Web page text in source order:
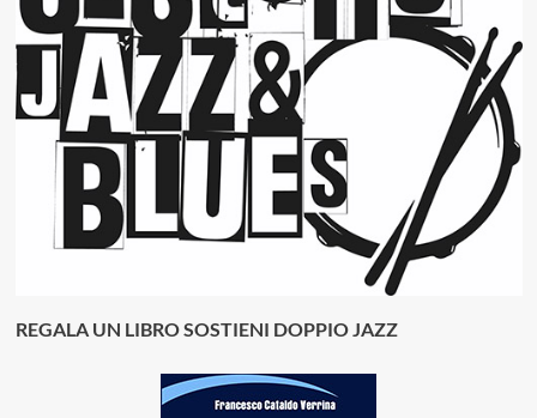
REGALA UN LIBRO SOSTIENI DOPPIO JAZZ